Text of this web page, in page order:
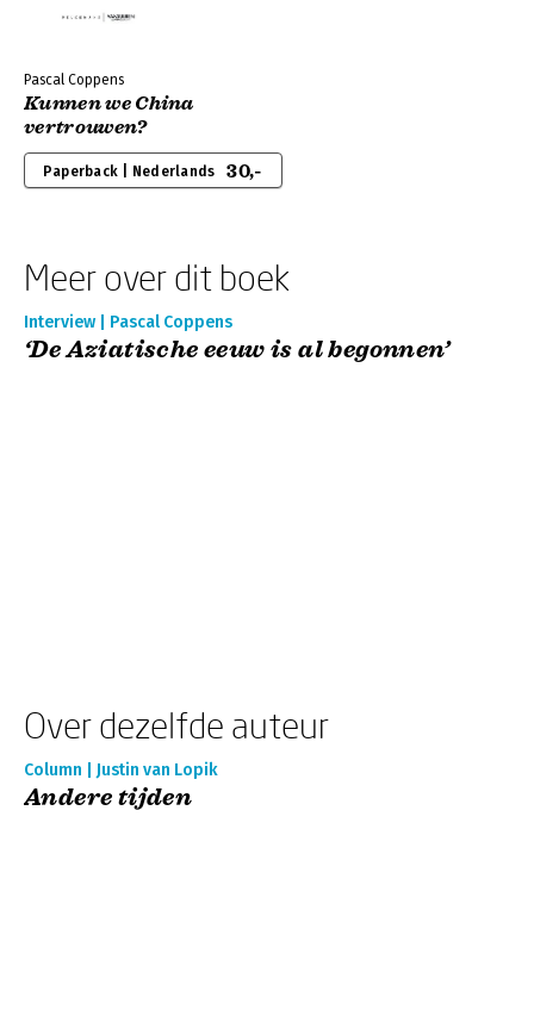
Pascal Coppens
Kunnen we China
vertrouwen?
Paperback | Nederlands 30,-
Meer over dit boek
Interview | Pascal Coppens
‘De Aziatische eeuw is al begonnen’
Over dezelfde auteur
Column | Justin van Lopik
Andere tijden